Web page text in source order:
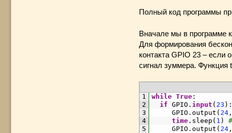
Полный код программы
Вначале мы в программе
Для формирования
контакта GPIO 23 – если
сигнал зуммера. Функция
1
2
3
4
5
while True :
if
GPIO . input ( 23 ) :
GPIO .output ( 24 ,
time . sleep ( 1 )
GPIO .output ( 24 ,